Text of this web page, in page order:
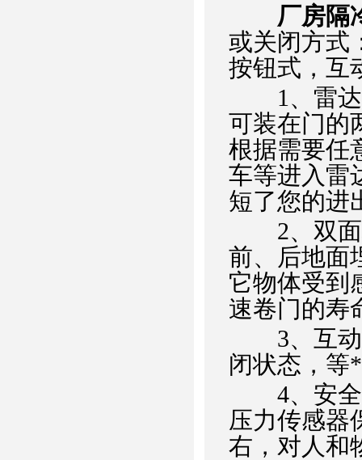
厂房隔
或关闭方式
按钮式，互
1、雷达
可装在门的
根据需要任
车等进入雷
短了您的进
2、双面
前、后地面
它物体受到
速卷门的寿
3、互动
闭状态，等
4、安全
压力传感器
右，对人和